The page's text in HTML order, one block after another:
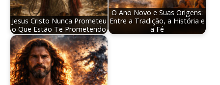
Jesus Cristo Nunca Prometeu
o Que Estão Te Prometendo
O Ano Novo e Suas Origens:
Entre a Tradição, a História e
a Fé